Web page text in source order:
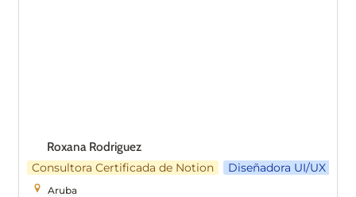
Roxana Rodriguez
Consultora Certificada de Notion Diseñadora UI/UX
Aruba